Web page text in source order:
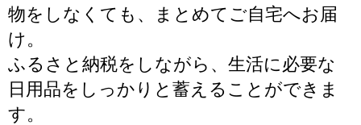
物をしなくても、まとめてご自宅へお届
け。
ふるさと納税をしながら、生活に必要な
日用品をしっかりと蓄えることができま
す。